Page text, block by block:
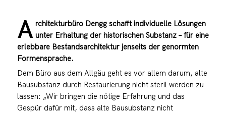
A rchitekturbüro Dengg schafft individuelle Lösungen
unter Erhaltung der historischen Substanz – für eine
erlebbare Bestandsarchitektur jenseits der genormten
Formensprache.
Dem Büro aus dem Allgäu geht es vor allem darum, alte
Bausubstanz durch Restaurierung nicht steril werden zu
lassen: „Wir bringen die nötige Erfahrung und das
Gespür dafür mit, dass alte Bausubstanz nicht